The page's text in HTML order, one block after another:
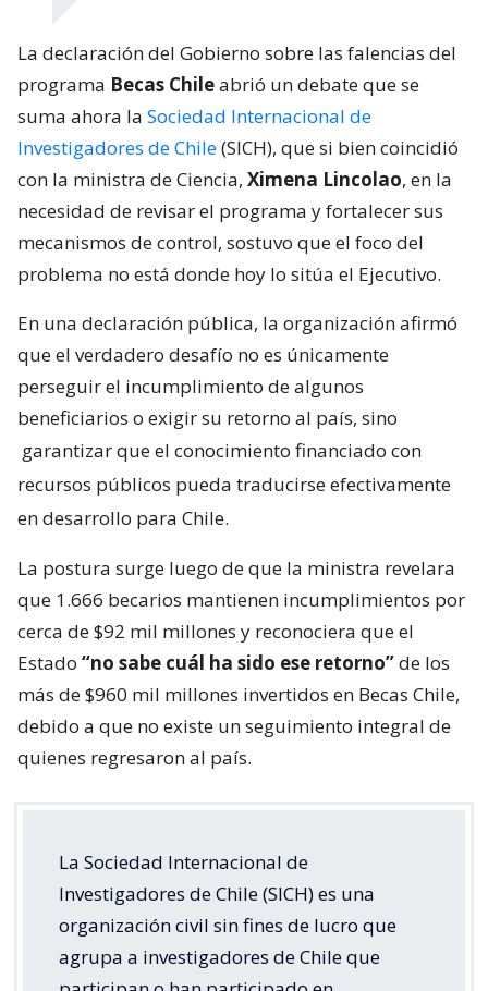
La declaración del Gobierno sobre las falencias del
programa Becas Chileabrió un debate que se
suma ahora la Sociedad Internacional de
Investigadores de Chile(SICH), que si bien coincidió
con la ministra de Ciencia, Ximena Lincolao, en la
necesidad de revisar el programa y fortalecer sus
mecanismos de control, sostuvo que el foco del
problema no está donde hoy lo sitúa el Ejecutivo.
En una declaración pública, la organización afirmó
que el verdadero desafío no es únicamente
perseguir el incumplimiento de algunos
beneficiarios o exigir su retorno al país, sino
garantizar que el conocimiento financiado con
recursos públicos pueda traducirse efectivamente
en desarrollo para Chile.
La postura surge luego de que la ministra revelara
que 1.666 becarios mantienen incumplimientos por
cerca de $92 mil millones y reconociera que el
Estado “no sabe cuál ha sido ese retorno”de los
más de $960 mil millones invertidos en Becas Chile,
debido a que no existe un seguimiento integral de
quienes regresaron al país.
La Sociedad Internacional de
Investigadores de Chile (SICH) es una
organización civil sin fines de lucro que
agrupa a investigadores de Chile que